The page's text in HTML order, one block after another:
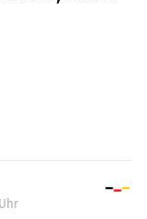
05:00-23:00